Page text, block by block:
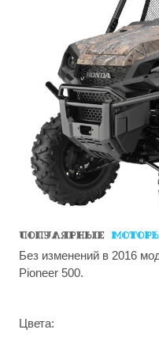
Без изменений в 2016
Pioneer 500.
Цвета: